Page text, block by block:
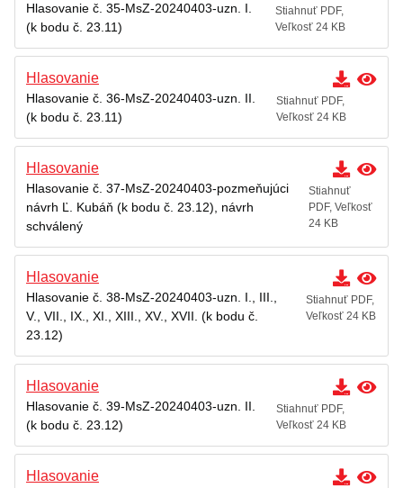
Hlasovanie č. 35-MsZ-20240403-uzn. I.
(k bodu č. 23.11)
Stiahnuť PDF,
Veľkosť 24 KB
Hlasovanie
Hlasovanie č. 36-MsZ-20240403-uzn. II.
(k bodu č. 23.11)
Stiahnuť PDF,
Veľkosť 24 KB
Hlasovanie
Hlasovanie č. 37-MsZ-20240403-pozmeňujúci
návrh Ľ. Kubáň (k bodu č. 23.12), návrh
schválený
Stiahnuť
PDF, Veľkosť
24 KB
Hlasovanie
Hlasovanie č. 38-MsZ-20240403-uzn. I., III.,
V., VII., IX., XI., XIII., XV., XVII. (k bodu č.
23.12)
Stiahnuť PDF,
Veľkosť 24 KB
Hlasovanie
Hlasovanie č. 39-MsZ-20240403-uzn. II.
(k bodu č. 23.12)
Stiahnuť PDF,
Veľkosť 24 KB
Hlasovanie